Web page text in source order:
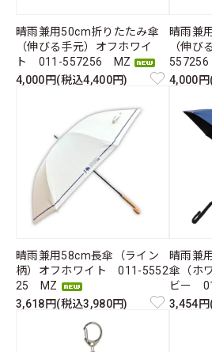
晴雨兼用50cm折りたたみ傘
（伸びる手元）オフホワイ
ト 011-557256 MZ
4,000円(税込4,400円)
晴雨兼
（伸
4,000
晴雨兼用58cm長傘（ライン
柄）オフホワイト 011-5552
25 MZ
3,618円(税込3,980円)
晴雨兼
傘（ホ
ビー
3,454